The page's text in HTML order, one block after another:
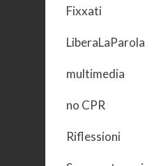
Fixxati
LiberaLaParola
multimedia
no CPR
Riflessioni